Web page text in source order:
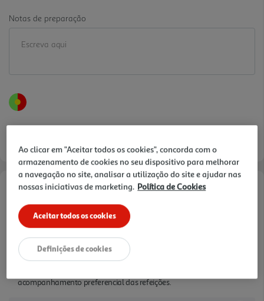
Notas de preparação
Porca de Murça é o nível de entrada nos vinhos da Real Companhia
Velha, o sucesso da marca é revelador da qualidade dos nossos
vinhedos e do nosso saber fazer. O paladar fresco e saboroso do
Porca de Murça Tinto torna-o no mais procurado vinho da Região d
acompanhamento preferencial das refeições.
Ao clicar em "Aceitar todos os cookies", concorda com o
armazenamento de cookies no seu dispositivo para melhorar
a navegação no site, analisar a utilização do site e ajudar nas
nossas iniciativas de marketing. Política de Cookies
Aceitar todos os cookies
Definições de cookies